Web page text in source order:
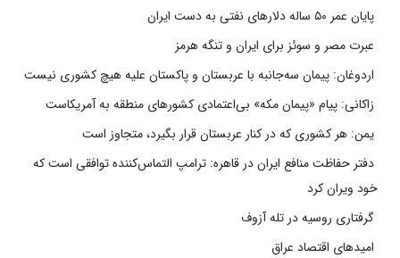
پایان عمر ۵۰ ساله دلارهای نفتی به دست ایران
عبرت مصر و سوئز برای ایران و تنگه هرمز
اردوغان: پیمان سه‌جانبه با عربستان و پاکستان علیه هیچ کشوری نیست
زاکانی: پیام «پیمان مکه» بی‌اعتمادی کشورهای منطقه به آمریکاست
یمن: هر کشوری که در کنار عربستان قرار بگیرد، متجاوز است
دفتر حفاظت منافع ایران در قاهره: ترامپ التماس‌کننده توافقی است که
خود ویران کرد
گرفتاری روسیه در تله آزوف
امیدهای اقتصاد عراق